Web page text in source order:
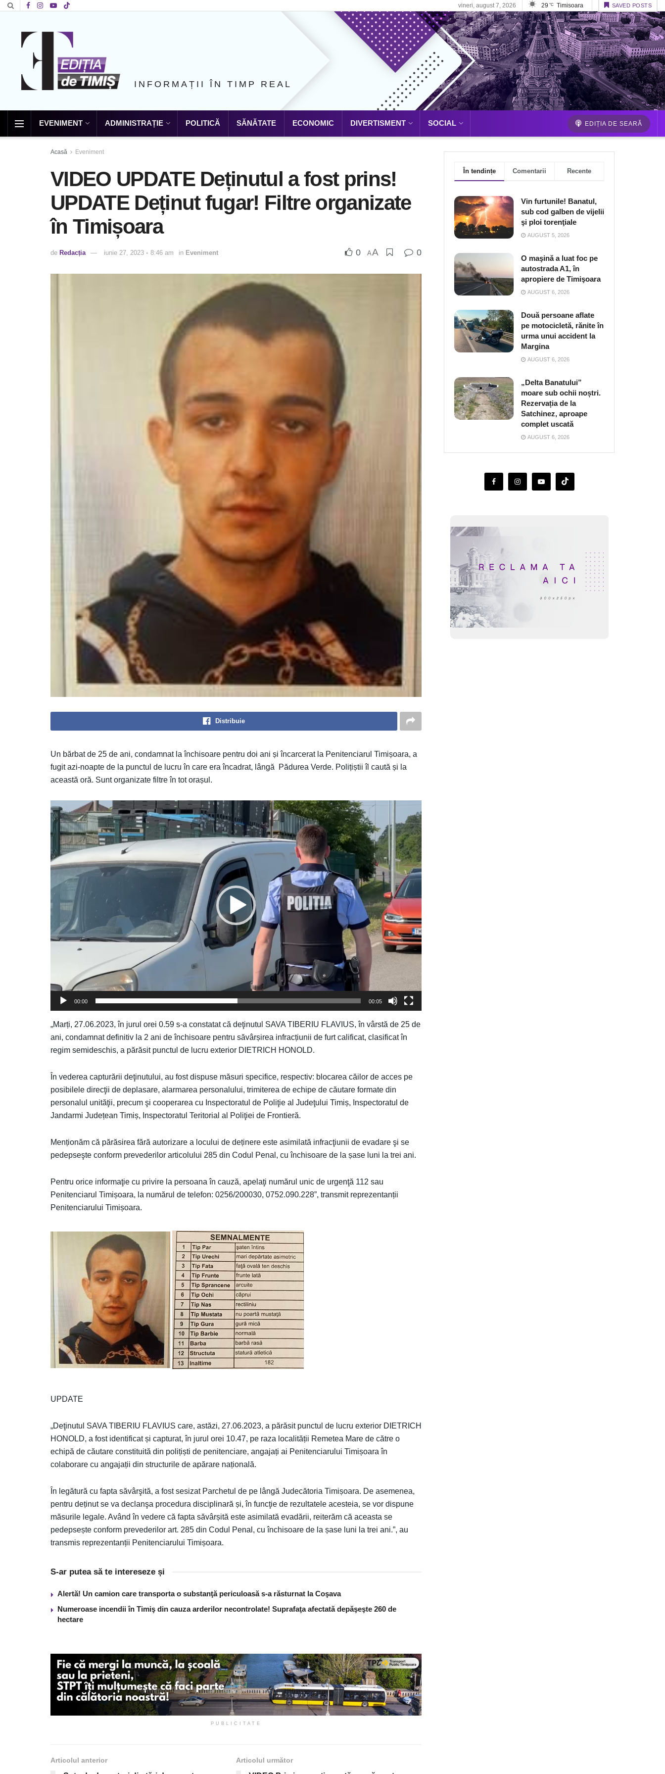
vineri, august 7, 2026 29 °C Timisoara SAVED POSTS
INFORMAȚII ÎN TIMP REAL
EVENIMENT ADMINISTRAȚIE POLITICĂ SĂNĂTATE ECONOMIC DIVERTISMENT SOCIAL EDIȚIA DE SEARĂ
Acasă Eveniment
VIDEO UPDATE Deținutul a fost prins!
UPDATE Deținut fugar! Filtre organizate
în Timișoara
de Redacția iunie 27, 2023 ◦ 8:46 am in Eveniment 0 AA 0
Distribuie
Un bărbat de 25 de ani, condamnat la închisoare pentru doi ani și încarcerat la Penitenciarul Timișoara, a
fugit azi-noapte de la punctul de lucru în care era încadrat, lângă Pădurea Verde. Polițiștii îl caută și la
această oră. Sunt organizate filtre în tot orașul.
Player
video
00:00 00:05
„Marți, 27.06.2023, în jurul orei 0.59 s-a constatat că deţinutul SAVA TIBERIU FLAVIUS, în vârstă de 25 de
ani, condamnat definitiv la 2 ani de închisoare pentru săvârșirea infracțiunii de furt calificat, clasificat în
regim semideschis, a părăsit punctul de lucru exterior DIETRICH HONOLD.
În vederea capturării deţinutului, au fost dispuse măsuri specifice, respectiv: blocarea căilor de acces pe
posibilele direcţii de deplasare, alarmarea personalului, trimiterea de echipe de căutare formate din
personalul unităţii, precum şi cooperarea cu Inspectoratul de Poliţie al Judeţului Timiș, Inspectoratul de
Jandarmi Județean Timiș, Inspectoratul Teritorial al Poliţiei de Frontieră.
Menționăm că părăsirea fără autorizare a locului de deținere este asimilată infracţiunii de evadare şi se
pedepseşte conform prevederilor articolului 285 din Codul Penal, cu închisoare de la șase luni la trei ani.
Pentru orice informaţie cu privire la persoana în cauză, apelaţi numărul unic de urgenţă 112 sau
Penitenciarul Timișoara, la numărul de telefon: 0256/200030, 0752.090.228”, transmit reprezentanții
Penitenciarului Timișoara.
UPDATE
„Deţinutul SAVA TIBERIU FLAVIUS care, astăzi, 27.06.2023, a părăsit punctul de lucru exterior DIETRICH
HONOLD, a fost identificat și capturat, în jurul orei 10.47, pe raza localității Remetea Mare de către o
echipă de căutare constituită din polițiști de penitenciare, angajați ai Penitenciarului Timișoara în
colaborare cu angajații din structurile de apărare națională.
În legătură cu fapta săvârşită, a fost sesizat Parchetul de pe lângă Judecătoria Timișoara. De asemenea,
pentru deținut se va declanşa procedura disciplinară și, în funcţie de rezultatele acesteia, se vor dispune
măsurile legale. Având în vedere că fapta săvârșită este asimilată evadării, reiterăm că aceasta se
pedepsește conform prevederilor art. 285 din Codul Penal, cu închisoare de la șase luni la trei ani.”, au
transmis reprezentanții Penitenciarului Timișoara.
S-ar putea să te intereseze și
Alertă! Un camion care transporta o substanţă periculoasă s-a răsturnat la Coşava
Numeroase incendii în Timiş din cauza arderilor necontrolate! Suprafaţa afectată depăşeşte 260 de
hectare
PUBLICITATE
Articolul anterior Articolul următor
În tendințe Comentarii Recente
Vin furtunile! Banatul,
sub cod galben de vijelii
şi ploi torenţiale
AUGUST 5, 2026
O maşină a luat foc pe
autostrada A1, în
apropiere de Timişoara
AUGUST 6, 2026
Două persoane aflate
pe motocicletă, rănite în
urma unui accident la
Margina
AUGUST 6, 2026
„Delta Banatului”
moare sub ochii noștri.
Rezervația de la
Satchinez, aproape
complet uscată
AUGUST 6, 2026